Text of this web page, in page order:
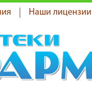
Наши лицензии